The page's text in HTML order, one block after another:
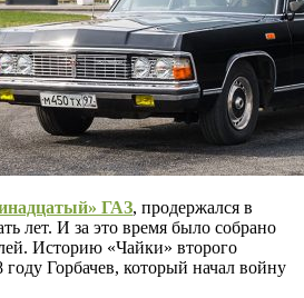
ГАЗ, продержался в
лет. И за это время было собрано
Историю «Чайки» второго
году Горбачев, который начал войну